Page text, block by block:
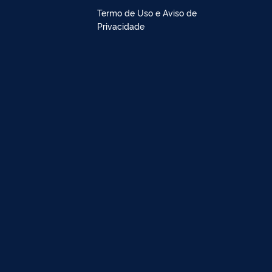
Termo de Uso e Aviso de
Privacidade